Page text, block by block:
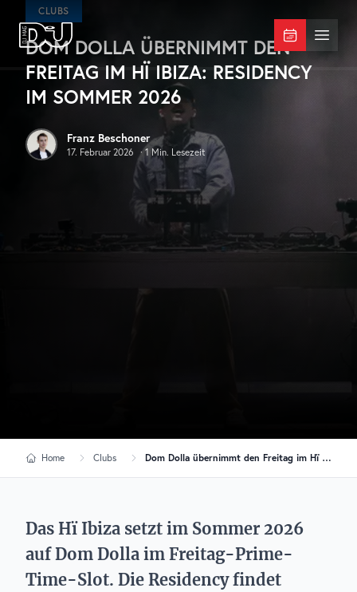
Zum Hauptinhalt springen
DJ Mag Germany Menü
CLUBS
DOM DOLLA ÜBERNIMMT DEN
FREITAG IM HÏ IBIZA: RESIDENCY
IM SOMMER 2026
Franz Beschoner
17. Februar 2026 ·1 Min. Lesezeit
Home Clubs Dom Dolla übernimmt den Freitag im Hï Ibiza: Residency im Sommer 2026
Das Hï Ibiza setzt im Sommer 2026
auf Dom Dolla im Freitag-Prime-
Time-Slot. Die Residency findet